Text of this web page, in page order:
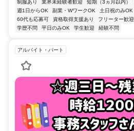
制服あり 業界未経験者歓迎 短期（3ヵ月以内）
週1日からOK
副業・WワークOK 土日祝のみOK
60代も応募可
資格取得支援あり フリーター歓迎
学歴不問
平日のみOK 学生歓迎 経験不問
アルバイト・パート